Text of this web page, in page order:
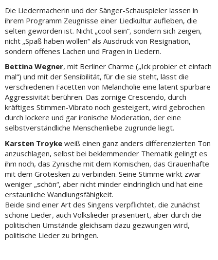
Die Liedermacherin und der Sänger-Schauspieler lassen in
ihrem Programm Zeugnisse einer Liedkultur aufleben, die
selten geworden ist. Nicht „cool sein“, sondern sich zeigen,
nicht „Spaß haben wollen“ als Ausdruck von Resignation,
sondern offenes Lachen und Fragen in Liedern.
Bettina Wegner, mit Berliner Charme („Ick probier et einfach
mal“) und mit der Sensibilität, für die sie steht, lässt die
verschiedenen Facetten von Melancholie eine latent spürbare
Aggressivität berühren. Das zornige Crescendo, durch
kräftiges Stimmen-Vibrato noch gesteigert, wird gebrochen
durch lockere und gar ironische Moderation, der eine
selbstverständliche Menschenliebe zugrunde liegt.
Karsten Troyke weiß einen ganz anders differenzierten Ton
anzuschlagen, selbst bei beklemmender Thematik gelingt es
ihm noch, das Zynische mit dem Komischen, das Grauenhafte
mit dem Grotesken zu verbinden. Seine Stimme wirkt zwar
weniger „schön“, aber nicht minder eindringlich und hat eine
erstaunliche Wandlungsfähigkeit.
Beide sind einer Art des Singens verpflichtet, die zunächst
schöne Lieder, auch Volkslieder präsentiert, aber durch die
politischen Umstände gleichsam dazu gezwungen wird,
politische Lieder zu bringen.